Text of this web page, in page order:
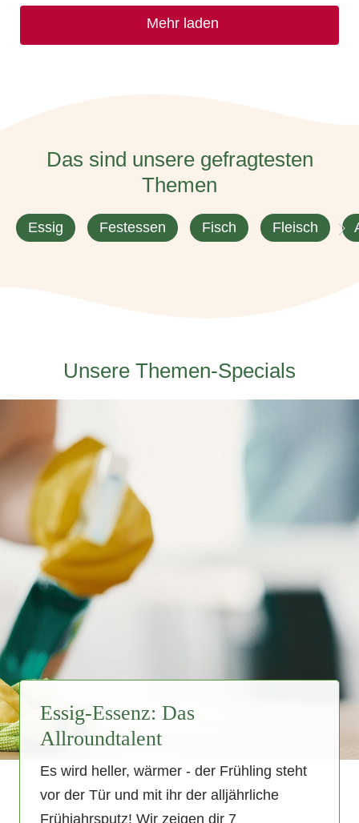
Mehr laden
Das sind unsere gefragtesten
Themen
Essig Festessen Fisch Fleisch
Unsere Themen-Specials
Essig-Essenz: Das
Allroundtalent
Es wird heller, wärmer - der Frühling steht
vor der Tür und mit ihr der alljährliche
Frühjahrsputz! Wir zeigen dir 7